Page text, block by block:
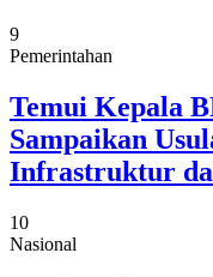
9
Pemerintahan
Temui Kepala
Sampaikan
Infrastruktur
10
Nasional